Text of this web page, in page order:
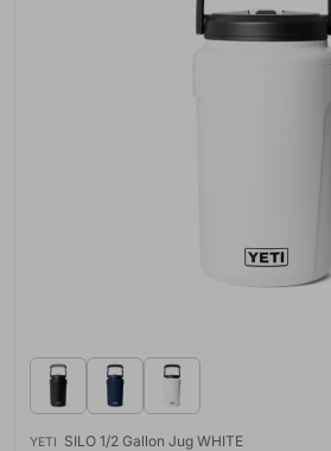
YETI SILO 1/2 Gallon Jug WHITE